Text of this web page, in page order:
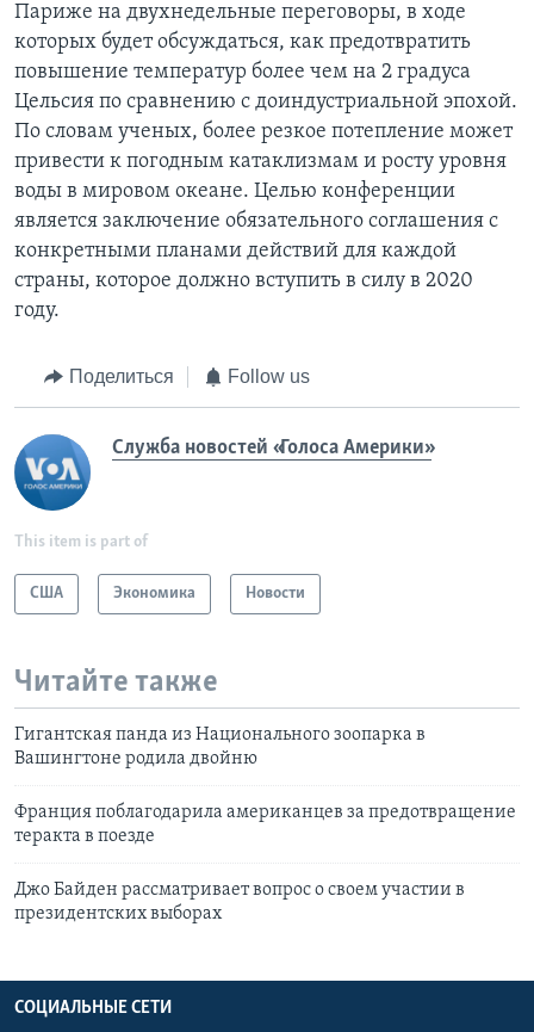
Париже на двухнедельные переговоры, в ходе
которых будет обсуждаться, как предотвратить
повышение температур более чем на 2 градуса
Цельсия по сравнению с доиндустриальной эпохой.
По словам ученых, более резкое потепление может
привести к погодным катаклизмам и росту уровня
воды в мировом океане. Целью конференции
является заключение обязательного соглашения с
конкретными планами действий для каждой
страны, которое должно вступить в силу в 2020
году.
Поделиться Follow us
Служба новостей «Голоса Америки»
This item is part of
США Экономика Новости
Читайте также
Гигантская панда из Национального зоопарка в
Вашингтоне родила двойню
Франция поблагодарила американцев за предотвращение
теракта в поезде
Джо Байден рассматривает вопрос о своем участии в
президентских выборах
СОЦИАЛЬНЫЕ СЕТИ